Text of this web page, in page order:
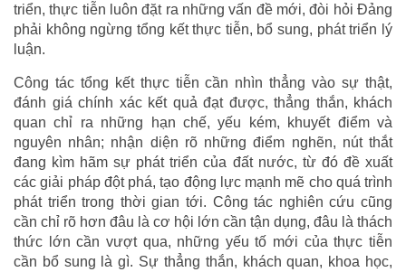
triển, thực tiễn luôn đặt ra những vấn đề mới, đòi hỏi Đảng
phải không ngừng tổng kết thực tiễn, bổ sung, phát triển lý
luận.
Công tác tổng kết thực tiễn cần nhìn thẳng vào sự thật,
đánh giá chính xác kết quả đạt được, thẳng thắn, khách
quan chỉ ra những hạn chế, yếu kém, khuyết điểm và
nguyên nhân; nhận diện rõ những điểm nghẽn, nút thắt
đang kìm hãm sự phát triển của đất nước, từ đó đề xuất
các giải pháp đột phá, tạo động lực mạnh mẽ cho quá trình
phát triển trong thời gian tới. Công tác nghiên cứu cũng
cần chỉ rõ hơn đâu là cơ hội lớn cần tận dụng, đâu là thách
thức lớn cần vượt qua, những yếu tố mới của thực tiễn
cần bổ sung là gì. Sự thẳng thắn, khách quan, khoa học,